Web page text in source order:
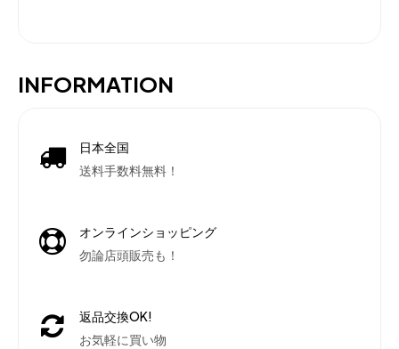
INFORMATION
日本全国
送料手数料無料！
オンラインショッピング
勿論店頭販売も！
返品交換OK!
お気軽に買い物